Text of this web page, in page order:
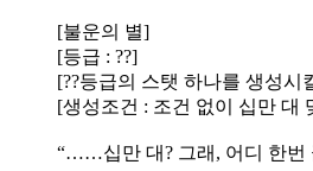
[불운의 별]
[등급 : ??]
[??등급의 스탯 하나를 생성시
[생성조건 : 조건 없이 십만 대
“……십만 대? 그래, 어디 한번